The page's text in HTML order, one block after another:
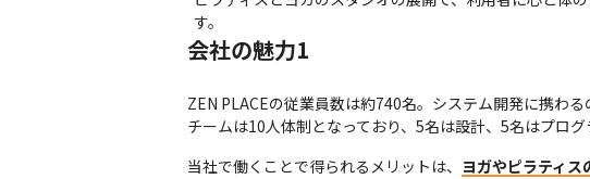
す。
会社の魅力1
ZEN PLACEの従業員数は約740名。システム開発に携わ
チームは10人体制となっており、5名は設計、5名はプロ
当社で働くことで得られるメリットは、 ヨガやピラティ